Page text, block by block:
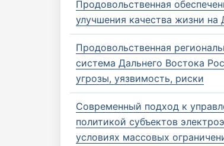
Продовольственная
улучшения качества жизни на
Продовольственная
система Дальнего Востока
угрозы, уязвимость, риски
Современный подход к
политикой субъектов
условиях массовых